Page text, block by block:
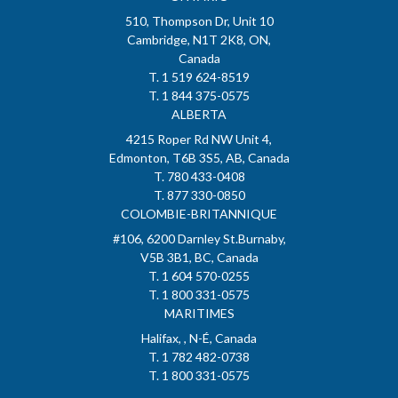
510, Thompson Dr, Unit 10
Cambridge, N1T 2K8, ON,
Canada
T. 1 519 624-8519
T. 1 844 375-0575
ALBERTA
4215 Roper Rd NW Unit 4,
Edmonton, T6B 3S5, AB, Canada
T. 780 433-0408
T. 877 330-0850
COLOMBIE-BRITANNIQUE
#106, 6200 Darnley St.Burnaby,
V5B 3B1, BC, Canada
T. 1 604 570-0255
T. 1 800 331-0575
MARITIMES
Halifax, , N-É, Canada
T. 1 782 482-0738
T. 1 800 331-0575